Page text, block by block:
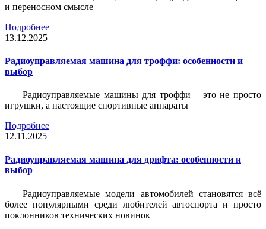
и переносном смысле
Подробнее
13.12.2025
Радиоуправляемая машина для троффи: особенности и
выбор
Радиоуправляемые машины для троффи – это не просто
игрушки, а настоящие спортивные аппараты
Подробнее
12.11.2025
Радиоуправляемая машина для дрифта: особенности и
выбор
Радиоуправляемые модели автомобилей становятся всё
более популярными среди любителей автоспорта и просто
поклонников технических новинок